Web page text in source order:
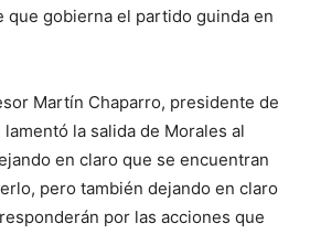
que gobierna el partido guinda en
Martín Chaparro, presidente de
la salida de Morales al
en claro que se encuentran
pero también dejando en claro
por las acciones que